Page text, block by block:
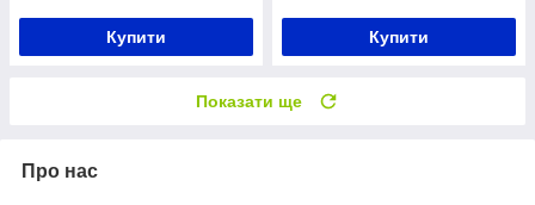
Купити Купити
Показати ще
Про нас